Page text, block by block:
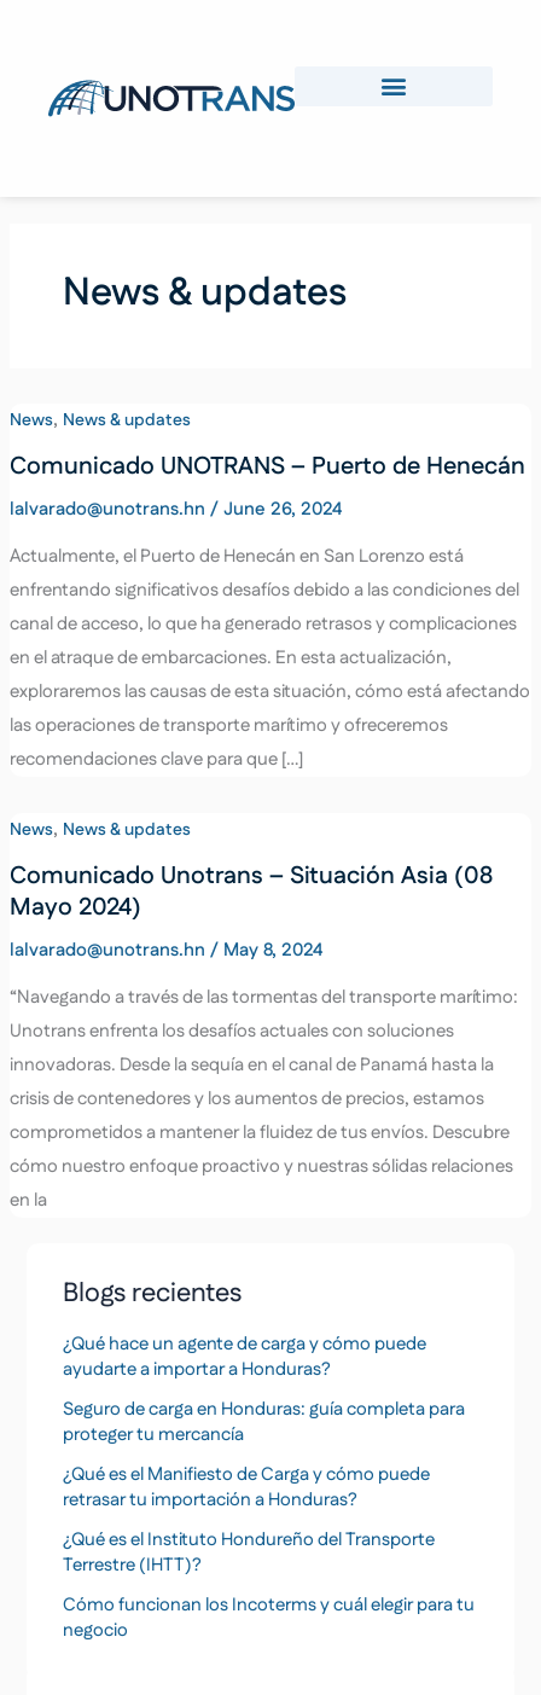
News & updates
News, News & updates
Comunicado UNOTRANS – Puerto de Henecán
lalvarado@unotrans.hn /June 26, 2024
Actualmente, el Puerto de Henecán en San Lorenzo está
enfrentando significativos desafíos debido a las condiciones del
canal de acceso, lo que ha generado retrasos y complicaciones
en el atraque de embarcaciones. En esta actualización,
exploraremos las causas de esta situación, cómo está afectando
las operaciones de transporte marítimo y ofreceremos
recomendaciones clave para que […]
News, News & updates
Comunicado Unotrans – Situación Asia (08
Mayo 2024)
lalvarado@unotrans.hn / May 8, 2024
“Navegando a través de las tormentas del transporte marítimo:
Unotrans enfrenta los desafíos actuales con soluciones
innovadoras. Desde la sequía en el canal de Panamá hasta la
crisis de contenedores y los aumentos de precios, estamos
comprometidos a mantener la fluidez de tus envíos. Descubre
cómo nuestro enfoque proactivo y nuestras sólidas relaciones
en la
Blogs recientes
¿Qué hace un agente de carga y cómo puede
ayudarte a importar a Honduras?
Seguro de carga en Honduras: guía completa para
proteger tu mercancía
¿Qué es el Manifiesto de Carga y cómo puede
retrasar tu importación a Honduras?
¿Qué es el Instituto Hondureño del Transporte
Terrestre (IHTT)?
Cómo funcionan los Incoterms y cuál elegir para tu
negocio